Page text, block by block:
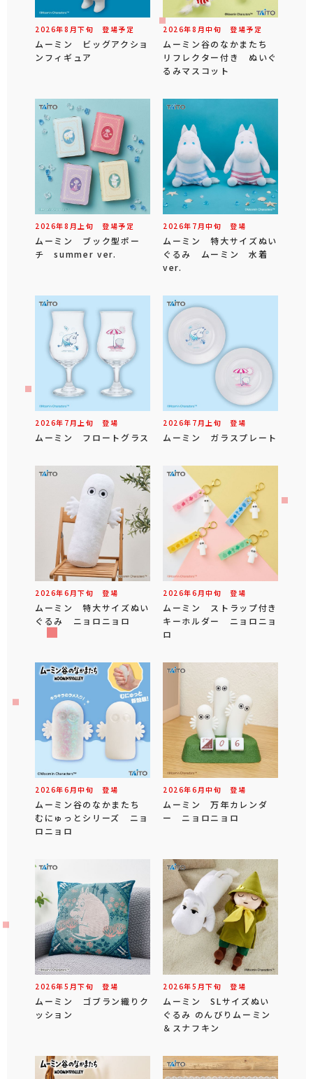
2026年8 月下旬 登場予定
ムーミン ビッグアクショ
ンフィギュア
2026年8 月中旬 登場予定
ムーミン谷のなかまたち
リフレクター付き ぬいぐ
るみマスコット
2026年8 月 上旬 登場予定
ムーミン ブック型ポー
チ summer ver.
2026年 7 月中旬 登場
ムーミン 特大サイズぬい
ぐるみ ムーミン 水着
ver.
2026年 7 月 上旬 登場
ムーミン フロートグラス
2026年 7 月 上旬 登場
ムーミン ガラスプレート
2026年6 月下旬 登場
ムーミン 特大サイズぬい
ぐるみ ニョロニョロ
2026年6 月中旬 登場
ムーミン ストラップ付き
キーホルダー ニョロニョ
ロ
2026年6 月中旬 登場
ムーミン谷のなかまたち
むにゅっとシリーズ ニョ
ロニョロ
2026年6 月中旬 登場
ムーミン 万年カレンダ
ー ニョロニョロ
2026年5 月下旬 登場
ムーミン ゴブラン織りク
ッション
2026年5 月下旬 登場
ムーミン SLサイズぬい
ぐるみ のんびりムーミン
＆スナフキン